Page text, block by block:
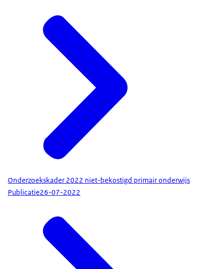
Onderzoekskader 2022 niet-bekostigd primair onderwijs
Publicatie26-07-2022